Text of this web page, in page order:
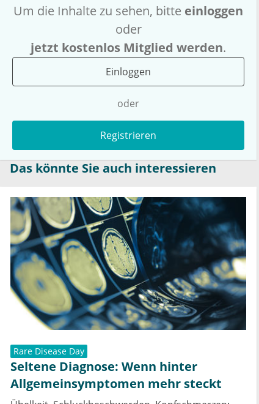
Um die Inhalte zu sehen, bitte einloggen
oder
jetzt kostenlos Mitglied werden.
Einloggen
oder
Registrieren
Das könnte Sie auch interessieren
Rare Disease Day
Seltene Diagnose: Wenn hinter
Allgemeinsymptomen mehr steckt